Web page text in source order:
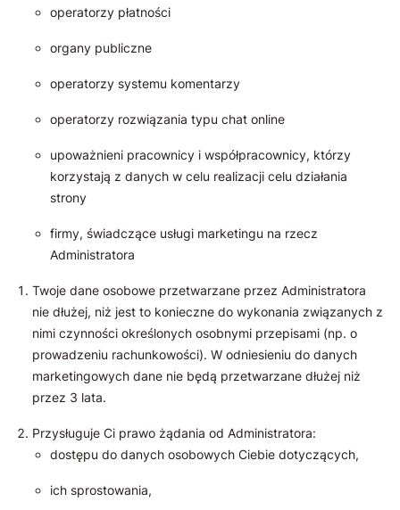
operatorzy płatności
organy publiczne
operatorzy systemu komentarzy
operatorzy rozwiązania typu chat online
upoważnieni pracownicy i współpracownicy, którzy
korzystają z danych w celu realizacji celu działania
strony
firmy, świadczące usługi marketingu na rzecz
Administratora
Twoje dane osobowe przetwarzane przez Administratora
nie dłużej, niż jest to konieczne do wykonania związanych z
nimi czynności określonych osobnymi przepisami (np. o
prowadzeniu rachunkowości). W odniesieniu do danych
marketingowych dane nie będą przetwarzane dłużej niż
przez 3 lata.
Przysługuje Ci prawo żądania od Administratora:
dostępu do danych osobowych Ciebie dotyczących,
ich sprostowania,